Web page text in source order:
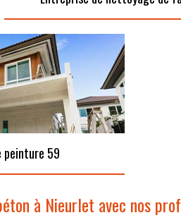
peinture 59
à Nieurlet avec nos